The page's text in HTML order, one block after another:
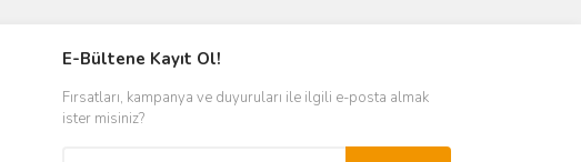
E-Bültene Kayıt Ol!
Fırsatları, kampanya ve duyuruları ile ilgili e-posta almak
ister misiniz?